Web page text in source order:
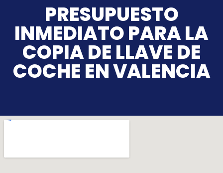
PRESUPUESTO
INMEDIATO PARA LA
COPIA DE LLAVE DE
COCHE EN VALENCIA